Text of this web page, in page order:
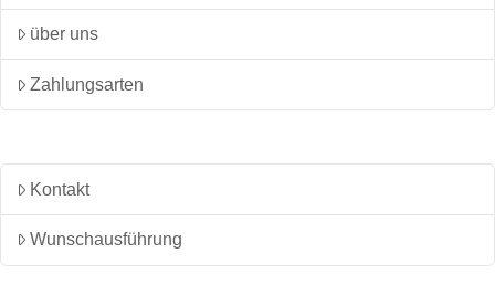
über uns
Zahlungsarten
Kontakt
Wunschausführung